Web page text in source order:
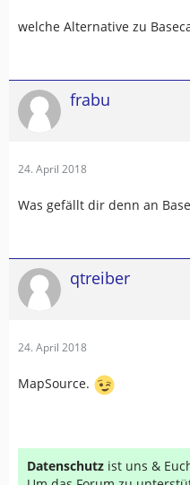
welche Alternative zu
frabu
24. April 2018
Was gefällt dir denn an
qtreiber
24. April 2018
MapSource.
Datenschutz ist uns &